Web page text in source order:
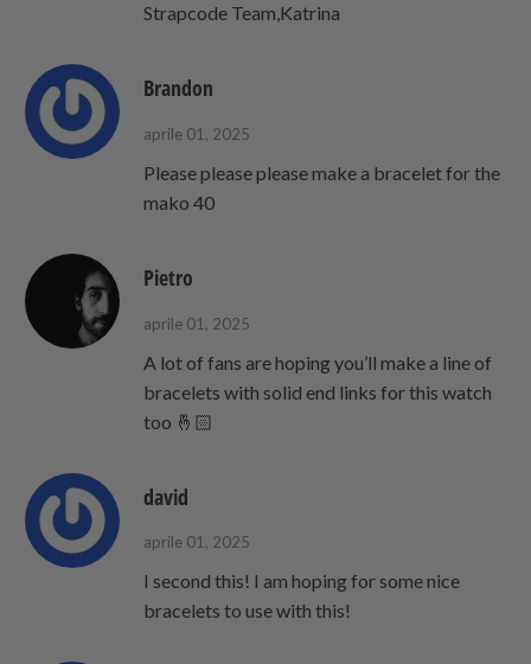
Strapcode Team,Katrina
Brandon
aprile 01, 2025
Please please please make a bracelet for the
mako 40
Pietro
aprile 01, 2025
A lot of fans are hoping you’ll make a line of
bracelets with solid end links for this watch
too 🤞🏻
david
aprile 01, 2025
I second this! I am hoping for some nice
bracelets to use with this!